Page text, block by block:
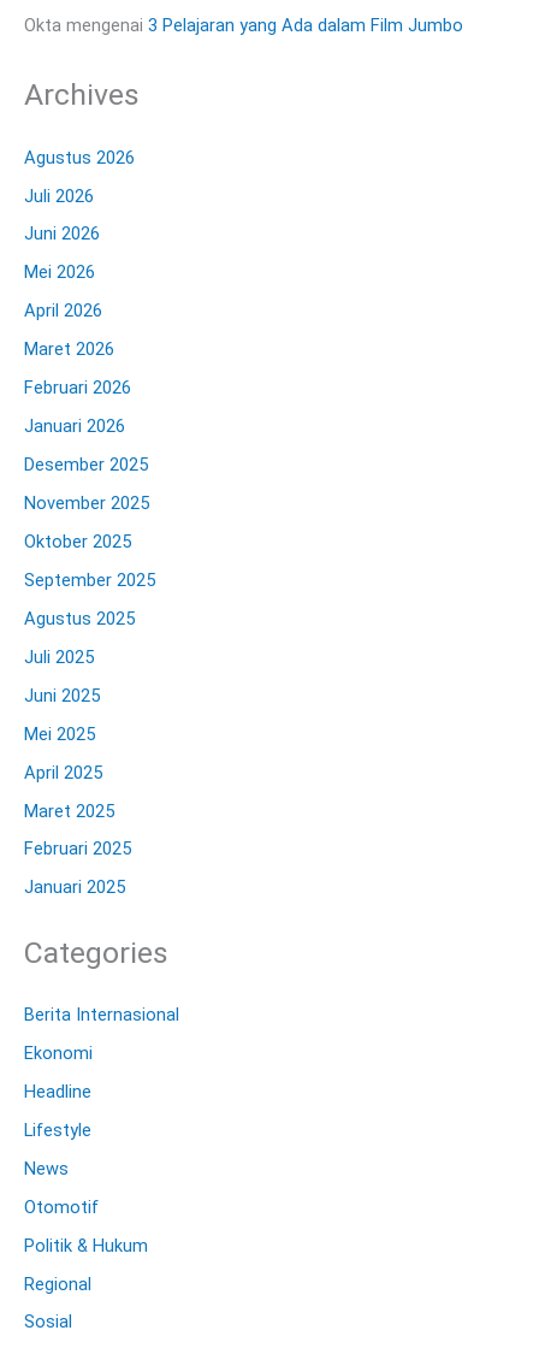
Okta mengenai 3 Pelajaran yang Ada dalam Film Jumbo
Archives
Agustus 2026
Juli 2026
Juni 2026
Mei 2026
April 2026
Maret 2026
Februari 2026
Januari 2026
Desember 2025
November 2025
Oktober 2025
September 2025
Agustus 2025
Juli 2025
Juni 2025
Mei 2025
April 2025
Maret 2025
Februari 2025
Januari 2025
Categories
Berita Internasional
Ekonomi
Headline
Lifestyle
News
Otomotif
Politik & Hukum
Regional
Sosial